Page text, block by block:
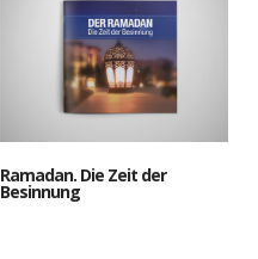
Ramadan. Die Zeit der
Besinnung